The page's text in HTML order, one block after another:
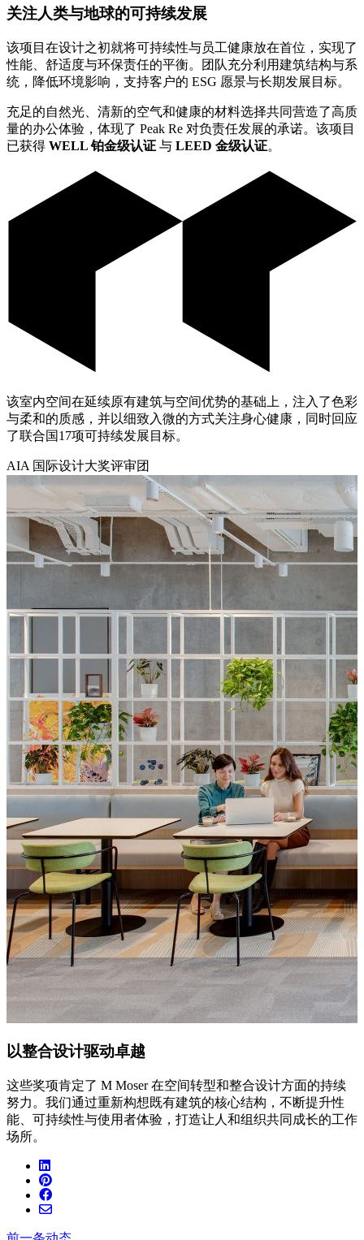
关注人类与地球的可持续发展
该项目在设计之初就将可持续性与员工健康放在首位，实现了
性能、舒适度与环保责任的平衡。团队充分利用建筑结构与系
统，降低环境影响，支持客户的 ESG 愿景与长期发展目标。
充足的自然光、清新的空气和健康的材料选择共同营造了高质
量的办公体验，体现了 Peak Re 对负责任发展的承诺。该项目
已获得 WELL铂金级认证 与 LEED 金级认证。
该室内空间在延续原有建筑与空间优势的基础上，注入了色彩
与柔和的质感，并以细致入微的方式关注身心健康，同时回应
了联合国17项可持续发展目标。
AIA 国际设计大奖评审团
以整合设计驱动卓越
这些奖项肯定了 M Moser 在空间转型和整合设计方面的持续
努力。我们通过重新构想既有建筑的核心结构，不断提升性
能、可持续性与使用者体验，打造让人和组织共同成长的工作
场所。